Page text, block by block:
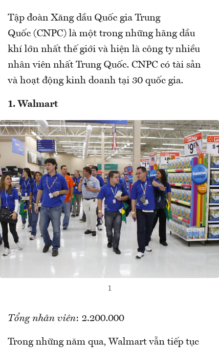
Tập đoàn Xăng dầu Quốc gia Trung
Quốc (CNPC) là một trong những hãng dầu
khí lớn nhất thế giới và hiện là công ty nhiều
nhân viên nhất Trung Quốc. CNPC có tài sản
và hoạt động kinh doanh tại 30 quốc gia.
1. Walmart
1
Tổng nhân viên: 2.200.000
Trong những năm qua, Walmart vẫn tiếp tục